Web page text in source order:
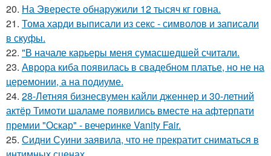
20. На Эвересте обнаружили 12 тысяч кг говна.
21. Тома харди выписали из секс - символов и записали
в скуфы.
22. "В начале карьеры меня сумасшедшей считали.
23. Аврора киба появилась в свадебном платье, но не на
церемонии, а на подиуме.
24. 28-Летняя бизнесвумен кайли дженнер и 30-летний
актёр Тимоти шаламе появились вместе на афтерпати
премии "Оскар" - вечеринке Vanity Fair.
25. Сидни Суини заявила, что не прекратит сниматься в